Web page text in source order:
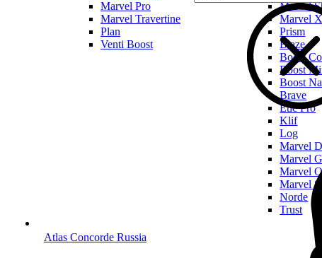
Marvel Pro
Marvel Travertine
Plan
Venti Boost
Marvel
Marvel
Prism
Blaze
Boost
Boost
Boost
Brave
Etic Pro
Klif
Log
Marvel
Marvel
Marvel
Marvel
Norde
Trust
Atlas Concorde Russia